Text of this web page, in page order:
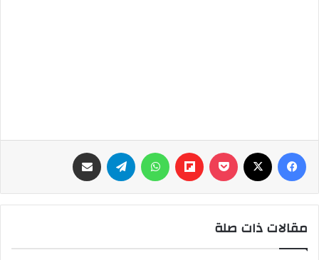
فيسبوك ‫Pocket
Flipboard واتساب تيلقرام
مقالات ذات صلة